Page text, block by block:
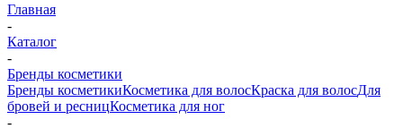
Главная
-
Каталог
-
Бренды косметики
Бренды косметикиКосметика для волосКраска для волосДля
бровей и ресницКосметика для ног
-